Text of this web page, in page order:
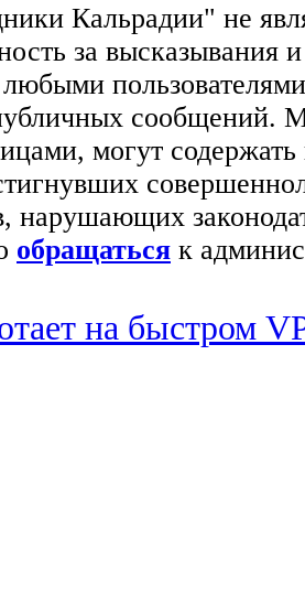
Кальрадии" не
за
сообщений.
могут
нарушающих
обращаться к
на быстром